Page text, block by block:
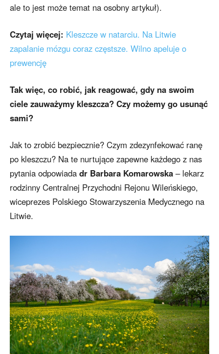
ale to jest może temat na osobny artykuł).
Czytaj więcej: Kleszcze w natarciu. Na Litwie
zapalanie mózgu coraz częstsze. Wilno apeluje o
prewencję
Tak więc, co robić, jak reagować, gdy na swoim
ciele zauważymy kleszcza? Czy możemy go usunąć
sami?
Jak to zrobić bezpiecznie? Czym zdezynfekować ranę
po kleszczu? Na te nurtujące zapewne każdego z nas
pytania odpowiada dr Barbara Komarowska – lekarz
rodzinny Centralnej Przychodni Rejonu Wileńskiego,
wiceprezes Polskiego Stowarzyszenia Medycznego na
Litwie.